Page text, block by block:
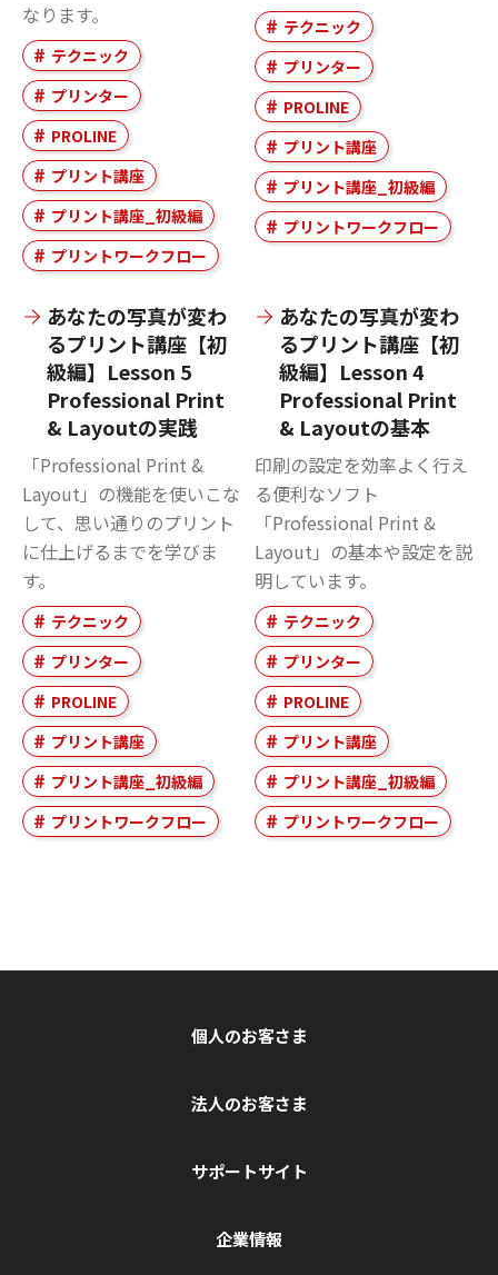
なります。
テクニック
プリンター
PROLINE
プリント講座
プリント講座_初級編
プリントワークフロー
テクニック
プリンター
PROLINE
プリント講座
プリント講座_初級編
プリントワークフロー
あなたの写真が変わ
るプリント講座【初
級編】Lesson 5
Professional Print
& Layoutの実践
「Professional Print &
Layout」の機能を使いこな
して、思い通りのプリント
に仕上げるまでを学びま
す。
テクニック
プリンター
PROLINE
プリント講座
プリント講座_初級編
プリントワークフロー
あなたの写真が変わ
るプリント講座【初
級編】Lesson 4
Professional Print
& Layoutの基本
印刷の設定を効率よく行え
る便利なソフト
「Professional Print &
Layout」の基本や設定を説
明しています。
テクニック
プリンター
PROLINE
プリント講座
プリント講座_初級編
プリントワークフロー
個人のお客さま
法人のお客さま
サポートサイト
企業情報